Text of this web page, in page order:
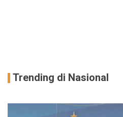
Trending di Nasional